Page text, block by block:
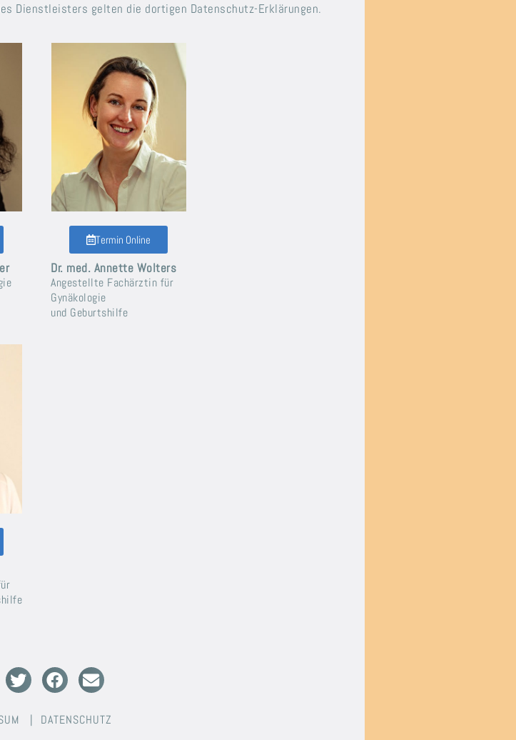
Dienstleisters gelten die dortigen Datenschutz-Erklärungen.
Termin Online
Dr. med. Annette Wolters
Angestellte Fachärztin für
Gynäkologie
und Geburtshilfe
| DATENSCHUTZ